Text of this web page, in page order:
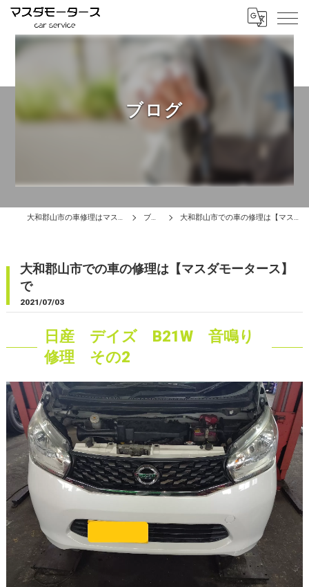
ブログ
大和郡山市の車修理はマスダモータース ブログ 大和郡山市での車の修理は【マスダモータース】で
大和郡山市での車の修理は【マスダモータース】
で
2021/07/03
日産 デイズ B21W 音鳴り
修理 その2